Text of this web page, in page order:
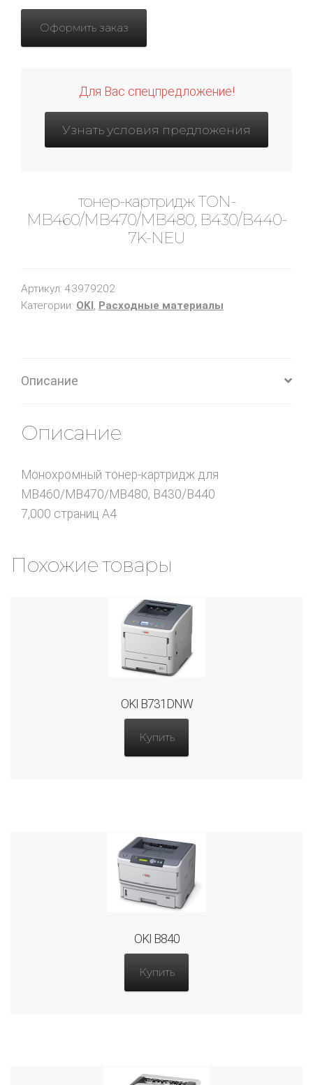
Оформить заказ
Для Вас спецпредложение!
Узнать условия предложения
тонер-картридж TON-
MB460/MB470/MB480, B430/B440-
7K-NEU
Артикул: 43979202
Категории: OKI, Расходные материалы
Описание
Описание
Монохромный тонер-картридж для
MB460/MB470/MB480, B430/B440
7,000 страниц A4
Похожие товары
OKI B731DNW
Купить
OKI B840
Купить